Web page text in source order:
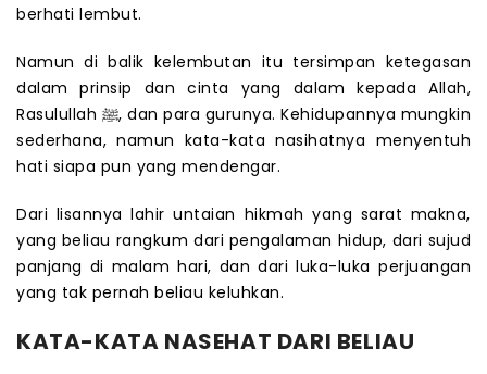
berhati lembut.
Namun di balik kelembutan itu tersimpan ketegasan
dalam prinsip dan cinta yang dalam kepada Allah,
Rasulullah ﷺ, dan para gurunya. Kehidupannya mungkin
sederhana, namun kata-kata nasihatnya menyentuh
hati siapa pun yang mendengar.
Dari lisannya lahir untaian hikmah yang sarat makna,
yang beliau rangkum dari pengalaman hidup, dari sujud
panjang di malam hari, dan dari luka-luka perjuangan
yang tak pernah beliau keluhkan.
KATA-KATA NASEHAT DARI BELIAU